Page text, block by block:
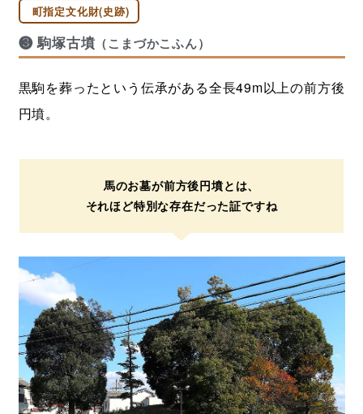
町指定文化財(史跡)
❸ 駒塚古墳 （こまづかこふん）
黒駒を葬ったという伝承がある全長49m以上の前方後
円墳。
馬のお墓が前方後円墳とは、
それほど特別な存在だった証ですね